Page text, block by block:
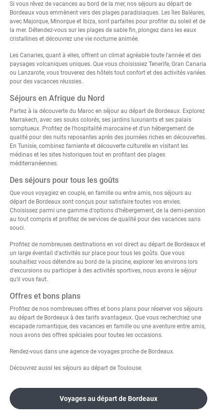
Si vous rêvez de vacances au bord de la mer, nos séjours au départ de
Bordeaux vous emmènent vers des plages paradisiaques. Les îles Baléares,
avec Majorque, Minorque et Ibiza, sont parfaites pour profiter du soleil et de
la mer. Détendez-vous sur les plages de sable fin, plongez dans les eaux
cristallines et découvrez une vie nocturne animée.
Les Canaries, quant à elles, offrent un climat agréable toute l'année et des
paysages volcaniques uniques. Que vous choisissiez Tenerife, Gran Canaria
ou Lanzarote, vous trouverez des hôtels tout confort et des activités variées
pour des vacances réussies.
Séjours en Afrique du Nord
Partez à la découverte du Maroc en séjour au départ de Bordeaux. Explorez
Marrakech, avec ses souks colorés, ses jardins luxuriants et ses palais
somptueux. Profitez de l'hospitalité marocaine et d'un hébergement de
qualité pour des nuits reposantes après des journées riches en découvertes.
En Tunisie, combinez farniente et découverte culturelle en visitant les
médinas et les sites historiques tout en profitant des plages
méditerranéennes.
Des séjours pour tous les goûts
Que vous voyagiez en couple, en famille ou entre amis, nos séjours au
départ de Bordeaux sont conçus pour satisfaire toutes vos envies.
Choisissez parmi une gamme d'options d'hébergement, de la demi-pension
au tout compris et profitez de services de qualité pour des vacances sans
souci.
Profitez de nombreuses destinations en vol direct au départ de Bordeaux et
un large éventail d'activités sur place pour tous les goûts. Que vous
souhaitiez vous détendre au bord de la piscine, explorer les environs lors
d'excursions ou participer à des activités sportives, nous avons le séjour
qu'il vous faut.
Offres et bons plans
Profitez de nos nombreuses offres et bons plans pour réserver vos séjours
au départ de Bordeaux à des tarifs avantageux. Que vous recherchiez une
escapade romantique, des vacances en famille ou une aventure entre amis,
nous avons des offres spéciales pour toutes les occasions.
Rendez-vous dans une agence de voyages proche de Bordeaux.
Découvrez aussi les séjours au départ de Toulouse.
Voyages au départ de Bordeaux